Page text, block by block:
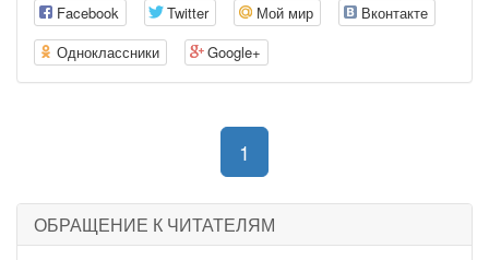
Facebook Twitter Мой мир
Вконтакте
Одноклассники
Google+
1
ОБРАЩЕНИЕ К ЧИТАТЕЛЯМ